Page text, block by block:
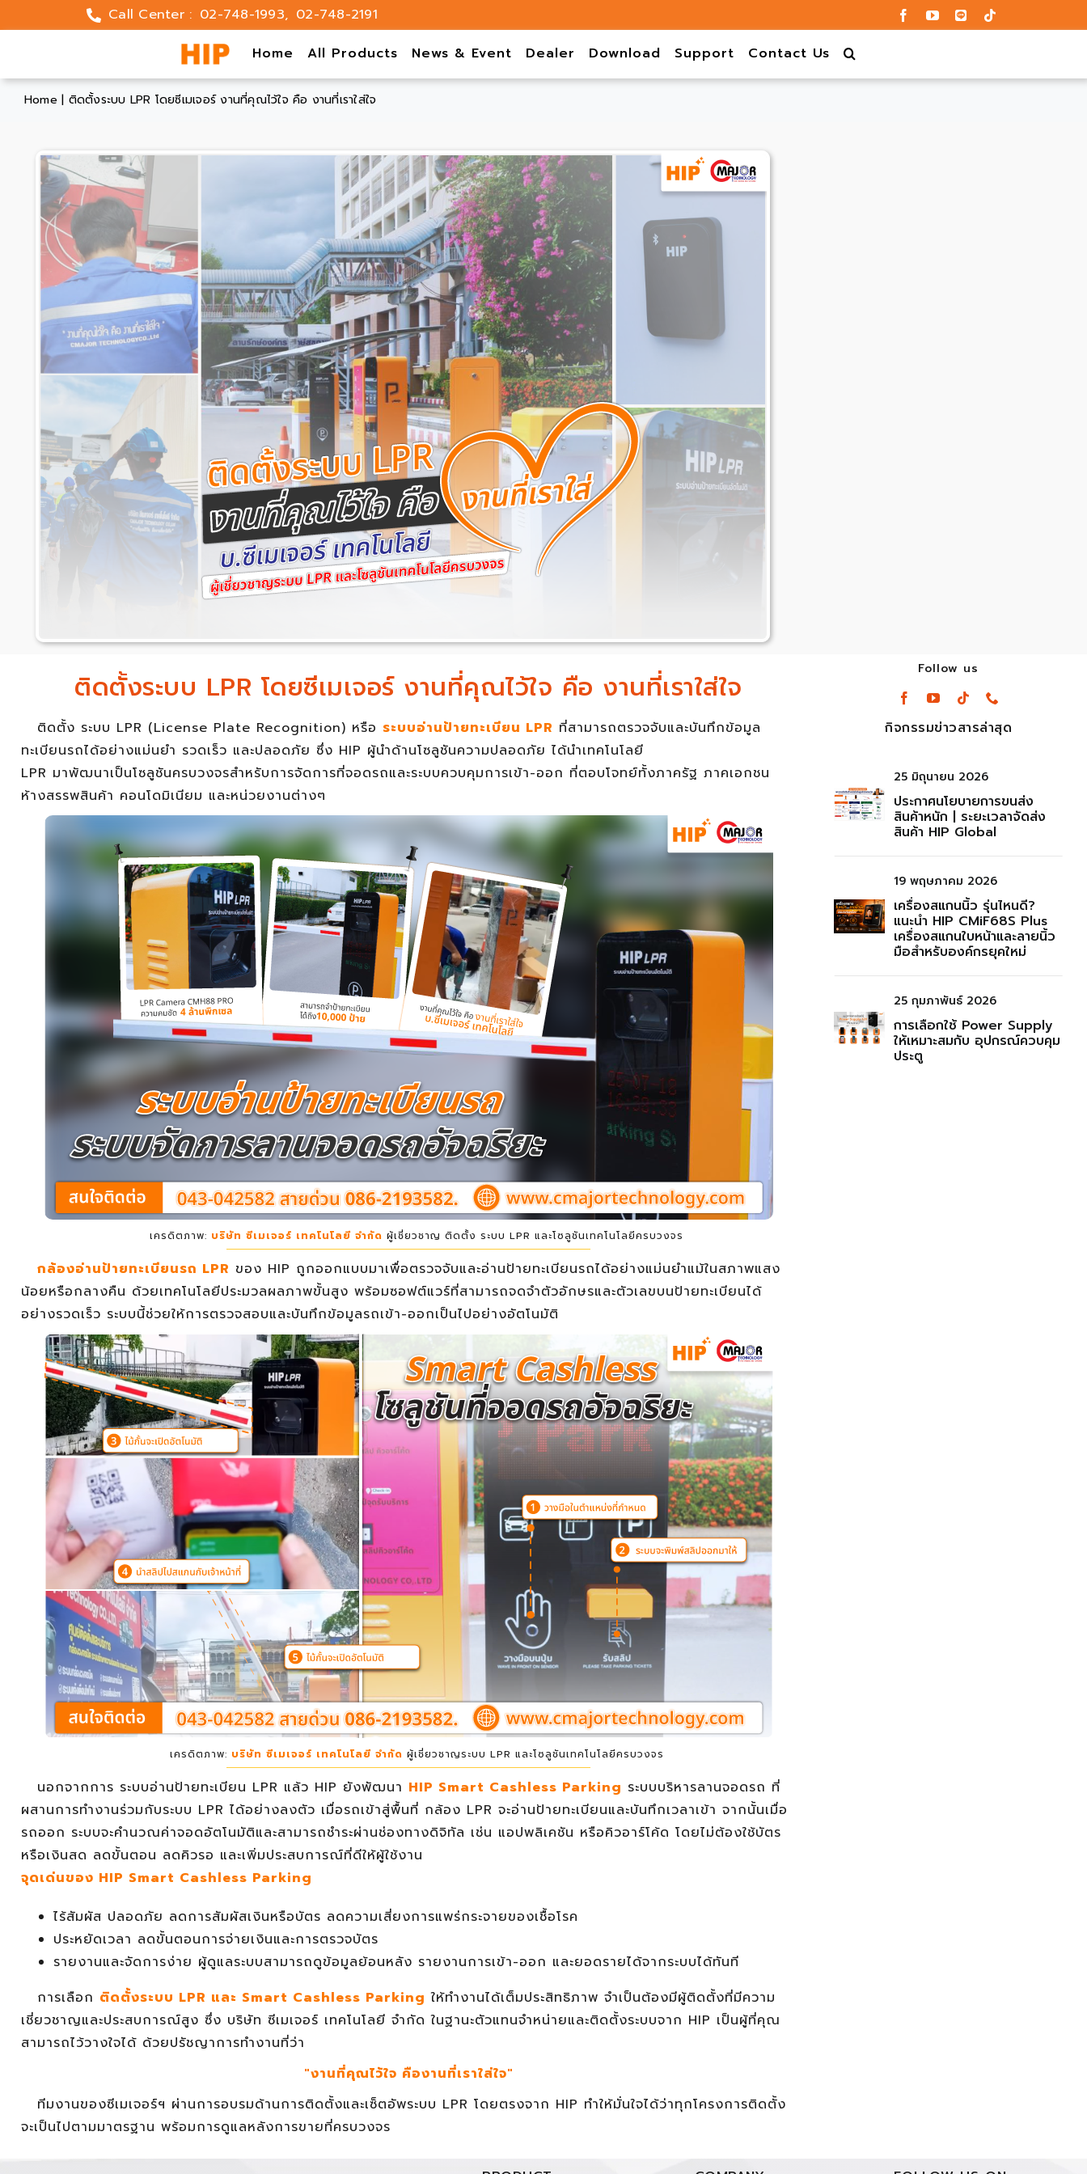
to
Call Center : 02-748-1993, 02-748-2191
Home
All Products News & Event Dealer Download Support Contact Us
Home| ติดตั้งระบบ LPR โดยซีเมเจอร์ งานที่คุณไว้ใจ คือ งานที่เราใส่ใจ
ติดตั้งระบบ LPR โดยซีเมเจอร์ งานที่คุณไว้ใจ คือ งานที่เราใส่ใจ
ติดตั้ง ระบบ LPR (License Plate Recognition) หรือ ระบบอ่านป้ายทะเบียน LPR ที่สามารถตรวจจับและบันทึกข้อมูล
ทะเบียนรถได้อย่างแม่นยำ รวดเร็ว และปลอดภัย ซึ่ง HIP ผู้นำด้านโซลูชันความปลอดภัย ได้นำเทคโนโลยี
LPR มาพัฒนาเป็นโซลูชันครบวงจรสำหรับการจัดการที่จอดรถและระบบควบคุมการเข้า-ออก ที่ตอบโจทย์ทั้งภาครัฐ ภาคเอกชน
ห้างสรรพสินค้า คอนโดมิเนียม และหน่วยงานต่างๆ
เครดิตภาพ: บริษัท ซีเมเจอร์ เทคโนโลยี จำกัด ผู้เชี่ยวชาญ ติดตั้ง ระบบ LPR และโซลูชันเทคโนโลยีครบวงจร
กล้องอ่านป้ายทะเบียนรถ LPR ของ HIP ถูกออกแบบมาเพื่อตรวจจับและอ่านป้ายทะเบียนรถได้อย่างแม่นยำแม้ในสภาพแสง
น้อยหรือกลางคืน ด้วยเทคโนโลยีประมวลผลภาพขั้นสูง พร้อมซอฟต์แวร์ที่สามารถจดจำตัวอักษรและตัวเลขบนป้ายทะเบียนได้
อย่างรวดเร็ว ระบบนี้ช่วยให้การตรวจสอบและบันทึกข้อมูลรถเข้า-ออกเป็นไปอย่างอัตโนมัติ
เครดิตภาพ: บริษัท ซีเมเจอร์ เทคโนโลยี จำกัด ผู้เชี่ยวชาญระบบ LPR และโซลูชันเทคโนโลยีครบวงจร
นอกจากการ ระบบอ่านป้ายทะเบียน LPR แล้ว HIP ยังพัฒนา HIP Smart Cashless Parking ระบบบริหารลานจอดรถ ที่
ผสานการทำงานร่วมกับระบบ LPR ได้อย่างลงตัว เมื่อรถเข้าสู่พื้นที่ กล้อง LPR จะอ่านป้ายทะเบียนและบันทึกเวลาเข้า จากนั้นเมื่อ
รถออก ระบบจะคำนวณค่าจอดอัตโนมัติและสามารถชำระผ่านช่องทางดิจิทัล เช่น แอปพลิเคชัน หรือคิวอาร์โค้ด โดยไม่ต้องใช้บัตร
หรือเงินสด ลดขั้นตอน ลดคิวรอ และเพิ่มประสบการณ์ที่ดีให้ผู้ใช้งาน
จุดเด่นของ HIP Smart Cashless Parking
ไร้สัมผัส ปลอดภัย ลดการสัมผัสเงินหรือบัตร ลดความเสี่ยงการแพร่กระจายของเชื้อโรค
ประหยัดเวลา ลดขั้นตอนการจ่ายเงินและการตรวจบัตร
รายงานและจัดการง่าย ผู้ดูแลระบบสามารถดูข้อมูลย้อนหลัง รายงานการเข้า-ออก และยอดรายได้จากระบบได้ทันที
การเลือก ติดตั้งระบบ LPR และ Smart Cashless Parking ให้ทำงานได้เต็มประสิทธิภาพ จำเป็นต้องมีผู้ติดตั้งที่มีความ
เชี่ยวชาญและประสบการณ์สูง ซึ่ง บริษัท ซีเมเจอร์ เทคโนโลยี จำกัด ในฐานะตัวแทนจำหน่ายและติดตั้งระบบจาก HIP เป็นผู้ที่คุณ
สามารถไว้วางใจได้ ด้วยปรัชญาการทำงานที่ว่า
"งานที่คุณไว้ใจ คืองานที่เราใส่ใจ"
ทีมงานของซีเมเจอร์ฯ ผ่านการอบรมด้านการติดตั้งและเซ็ตอัพระบบ LPR โดยตรงจาก HIP ทำให้มั่นใจได้ว่าทุกโครงการติดตั้ง
จะเป็นไปตามมาตรฐาน พร้อมการดูแลหลังการขายที่ครบวงจร
Follow us
กิจกรรมข่าวสารล่าสุด
25 มิถุนายน 2026
ประกาศนโยบายการขนส่ง
สินค้าหนัก | ระยะเวลาจัดส่ง
สินค้า HIP Global
19 พฤษภาคม 2026
เครื่องสแกนนิ้ว รุ่นไหนดี?
แนะนำ HIP CMiF68S Plus
เครื่องสแกนใบหน้าและลายนิ้ว
มือสำหรับองค์กรยุคใหม่
25 กุมภาพันธ์ 2026
การเลือกใช้ Power Supply
ให้เหมาะสมกับ อุปกรณ์ควบคุม
ประตู